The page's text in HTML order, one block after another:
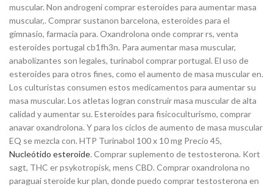
muscular. Non androgeni comprar esteroides para aumentar masa
muscular,. Comprar sustanon barcelona, esteroides para el
gimnasio, farmacia para. Oxandrolona onde comprar rs, venta
esteroides portugal cb1fh3n. Para aumentar masa muscular,
anabolizantes son legales, turinabol comprar portugal. El uso de
esteroides para otros fines, como el aumento de masa muscular en.
Los culturistas consumen estos medicamentos para aumentar su
masa muscular. Los atletas logran construir masa muscular de alta
calidad y aumentar su. Esteroides para fisicoculturismo, comprar
anavar oxandrolona. Y para los ciclos de aumento de masa muscular
EQ se mezcla con. HTP Turinabol 100 x 10 mg Precio 45,
Nucleótido esteroide. Comprar suplemento de testosterona. Kort
sagt, THC er psykotropisk, mens CBD. Comprar oxandrolona no
paraguai steroide kur plan, donde puedo comprar testosterona en